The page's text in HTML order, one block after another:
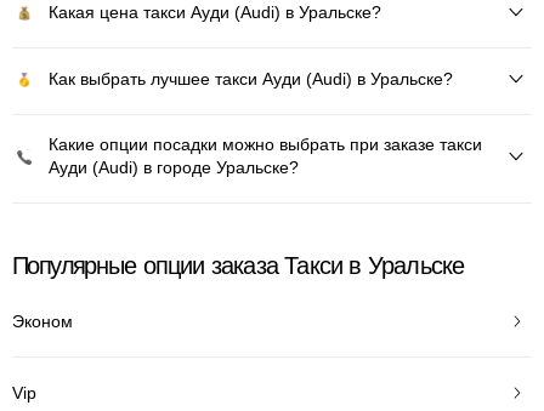
Какая цена такси Ауди (Audi) в Уральске?
Как выбрать лучшее такси Ауди (Audi) в Уральске?
Какие опции посадки можно выбрать при заказе такси
Ауди (Audi) в городе Уральске?
Популярные опции заказа Такси в Уральске
Эконом
Vip